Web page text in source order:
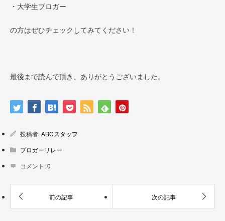
・大学生ブロガー
の方はぜひチェックしてみてください！
最後まで読んで頂き、ありがとうございました。
投稿者:ABCスタッフ
ブロガーリレー
コメント:0